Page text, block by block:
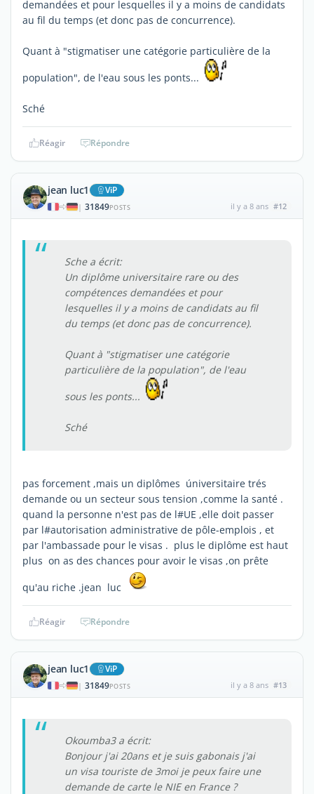
demandées et pour lesquelles il y a moins de candidats
au fil du temps (et donc pas de concurrence).
Quant à "stigmatiser une catégorie particulière de la
population", de l'eau sous les ponts...
Sché
Réagir Répondre
jean luc1 ViP
| 31849POSTS il y a 8 ans #12
Sche a écrit:
Un diplôme universitaire rare ou des
compétences demandées et pour
lesquelles il y a moins de candidats au fil
du temps (et donc pas de concurrence).
Quant à "stigmatiser une catégorie
particulière de la population", de l'eau
sous les ponts...
Sché
pas forcement ,mais un diplômes úniversitaire trés
demande ou un secteur sous tension ,comme la santé .
quand la personne n'est pas de l#UE ,elle doit passer
par l#autorisation administrative de pôle-emplois , et
par l'ambassade pour le visas . plus le diplôme est haut
plus on as des chances pour avoir le visas ,on prête
qu'au riche .jean luc
Réagir Répondre
jean luc1 ViP
| 31849POSTS il y a 8 ans #13
Okoumba3 a écrit:
Bonjour j'ai 20ans et je suis gabonais j'ai
un visa touriste de 3moi je peux faire une
demande de carte le NIE en France ?